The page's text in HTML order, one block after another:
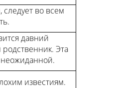
следует во всем
давний
Эта
неожиданной.
известиям.